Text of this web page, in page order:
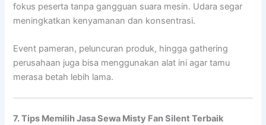
fokus peserta tanpa gangguan suara mesin. Udara segar
meningkatkan kenyamanan dan konsentrasi.
Event pameran, peluncuran produk, hingga gathering
perusahaan juga bisa menggunakan alat ini agar tamu
merasa betah lebih lama.
7. Tips Memilih Jasa Sewa Misty Fan Silent Terbaik